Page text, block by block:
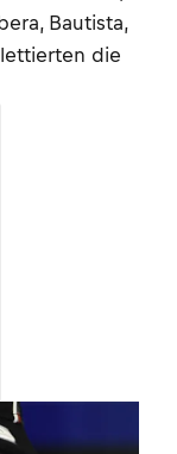
Bautista,
die